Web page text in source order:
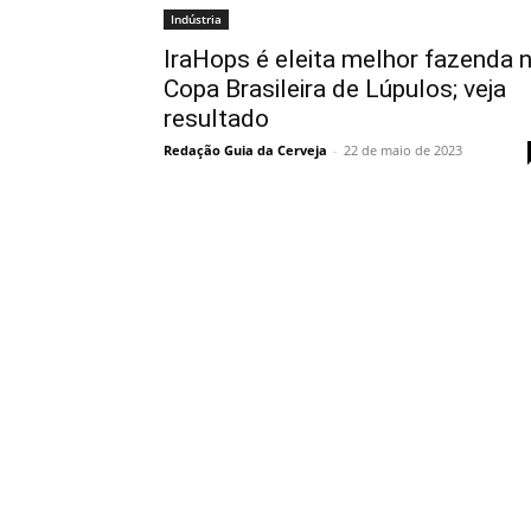
Indústria
IraHops é eleita melhor fazenda
Copa Brasileira de Lúpulos; veja
resultado
Redação Guia da Cerveja - 22 de maio de 2023